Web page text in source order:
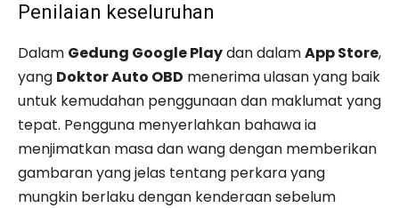
Penilaian keseluruhan
Dalam Gedung Google Playdan dalamApp Store,
yang Doktor Auto OBD menerima ulasan yang baik
untuk kemudahan penggunaan dan maklumat yang
tepat. Pengguna menyerlahkan bahawa ia
menjimatkan masa dan wang dengan memberikan
gambaran yang jelas tentang perkara yang
mungkin berlaku dengan kenderaan sebelum